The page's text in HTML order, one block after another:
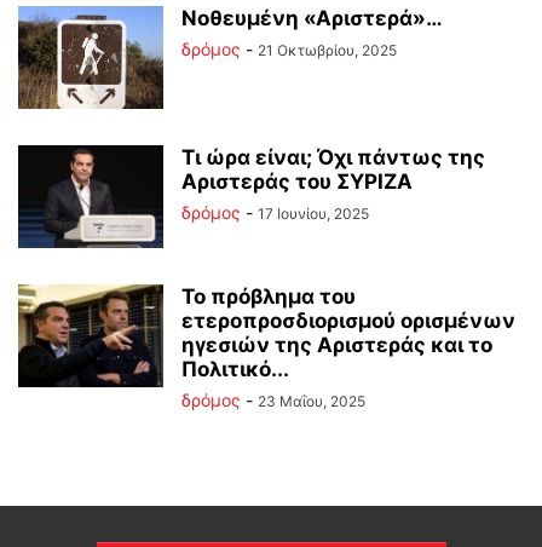
Νοθευμένη «Αριστερά»…
δρόμος - 21 Οκτωβρίου, 2025
Τι ώρα είναι; Όχι πάντως της
Αριστεράς του ΣΥΡΙΖΑ
δρόμος - 17 Ιουνίου, 2025
Το πρόβλημα του
ετεροπροσδιορισμού ορισμένων
ηγεσιών της Αριστεράς και το
Πολιτικό...
δρόμος - 23 Μαΐου, 2025